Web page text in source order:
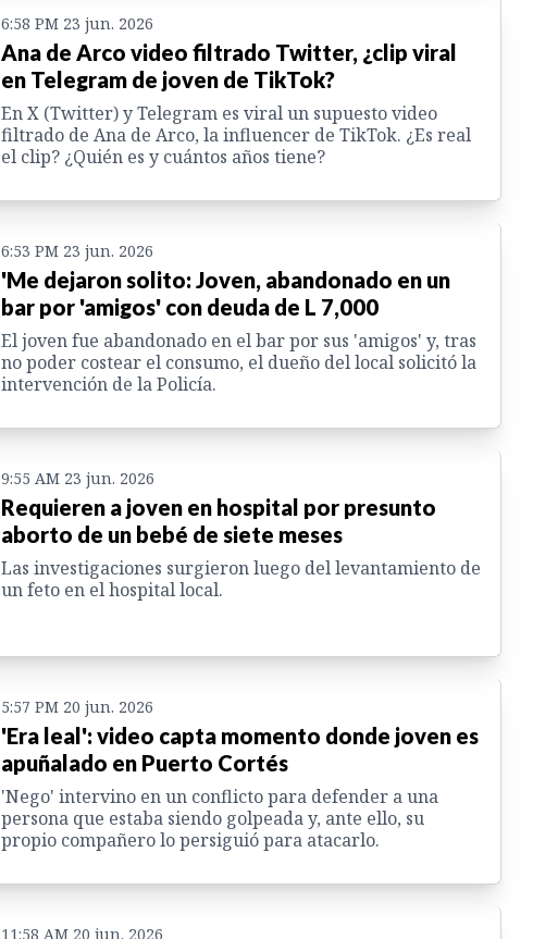
6:58 PM 23 jun. 2026
Ana de Arco video filtrado Twitter, ¿clip viral
en Telegram de joven de TikTok?
En X (Twitter) y Telegram es viral un supuesto video
filtrado de Ana de Arco, la influencer de TikTok. ¿Es real
el clip? ¿Quién es y cuántos años tiene?
6:53 PM 23 jun. 2026
'Me dejaron solito: Joven, abandonado en un
bar por 'amigos' con deuda de L 7,000
El joven fue abandonado en el bar por sus 'amigos' y, tras
no poder costear el consumo, el dueño del local solicitó la
intervención de la Policía.
9:55 AM 23 jun. 2026
Requieren a joven en hospital por presunto
aborto de un bebé de siete meses
Las investigaciones surgieron luego del levantamiento de
un feto en el hospital local.
5:57 PM 20 jun. 2026
'Era leal': video capta momento donde joven es
apuñalado en Puerto Cortés
'Nego' intervino en un conflicto para defender a una
persona que estaba siendo golpeada y, ante ello, su
propio compañero lo persiguió para atacarlo.
11:58 AM 20 jun. 2026